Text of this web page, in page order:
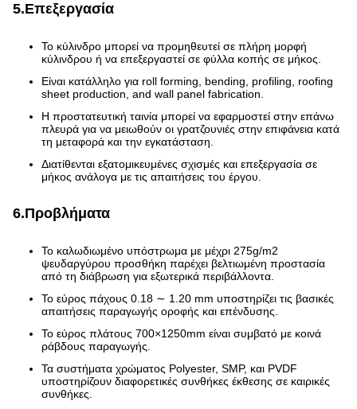
5.Επεξεργασία
Το κύλινδρο μπορεί να προμηθευτεί σε πλήρη μορφή
κύλινδρου ή να επεξεργαστεί σε φύλλα κοπής σε μήκος.
Είναι κατάλληλο για roll forming, bending, profiling, roofing
sheet production, and wall panel fabrication.
Η προστατευτική ταινία μπορεί να εφαρμοστεί στην επάνω
πλευρά για να μειωθούν οι γρατζουνιές στην επιφάνεια κατά
τη μεταφορά και την εγκατάσταση.
Διατίθενται εξατομικευμένες σχισμές και επεξεργασία σε
μήκος ανάλογα με τις απαιτήσεις του έργου.
6.Προβλήματα
Το καλωδιωμένο υπόστρωμα με μέχρι 275g/m2
ψευδαργύρου προσθήκη παρέχει βελτιωμένη προστασία
από τη διάβρωση για εξωτερικά περιβάλλοντα.
Το εύρος πάχους 0.18 ∼ 1.20 mm υποστηρίζει τις βασικές
απαιτήσεις παραγωγής οροφής και επένδυσης.
Το εύρος πλάτους 700×1250mm είναι συμβατό με κοινά
ράβδους παραγωγής.
Τα συστήματα χρώματος Polyester, SMP, και PVDF
υποστηρίζουν διαφορετικές συνθήκες έκθεσης σε καιρικές
συνθήκες.